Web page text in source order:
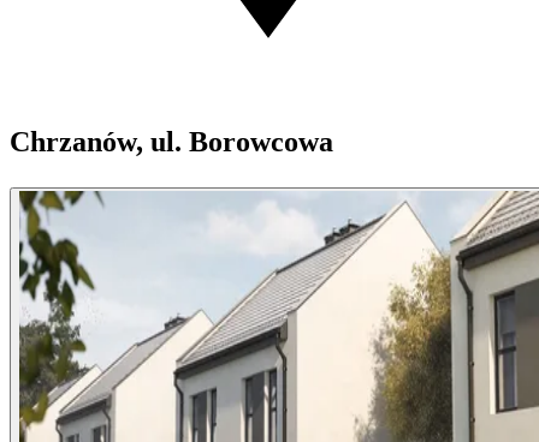
Chrzanów, ul. Borowcowa